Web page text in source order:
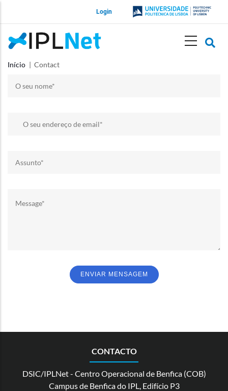
conteúdo
Login
Site
IPLNet
Navegação
estrutural
Início Contact
CONTACTO
DSIC/IPLNet - Centro Operacional de Benfica (COB)
Campus de Benfica do IPL, Edifício P3